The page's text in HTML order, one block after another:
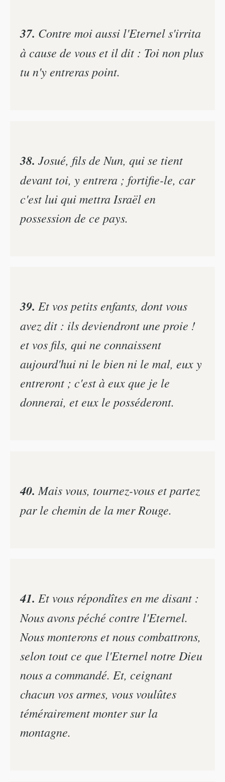
37. Contre moi aussi l'Eternel s'irrita
à cause de vous et il dit : Toi non plus
tu n'y entreras point.
38. Josué, fils de Nun, qui se tient
devant toi, y entrera ; fortifie-le, car
c'est lui qui mettra Israël en
possession de ce pays.
39. Et vos petits enfants, dont vous
avez dit : ils deviendront une proie !
et vos fils, qui ne connaissent
aujourd'hui ni le bien ni le mal, eux y
entreront ; c'est à eux que je le
donnerai, et eux le posséderont.
40. Mais vous, tournez-vous et partez
par le chemin de la mer Rouge.
41. Et vous répondîtes en me disant :
Nous avons péché contre l'Eternel.
Nous monterons et nous combattrons,
selon tout ce que l'Eternel notre Dieu
nous a commandé. Et, ceignant
chacun vos armes, vous voulûtes
témérairement monter sur la
montagne.